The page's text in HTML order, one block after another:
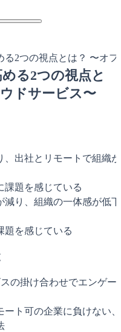
る2つの視点と
ドサービス〜
出社とリモートで組織が
課題を感じている
り、組織の一体感が低下
題を感じている
の掛け合わせでエンゲー
ト可の企業に負けない、